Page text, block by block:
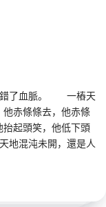
了血脈。 一樁天
赤條條去，他赤條
起頭笑，他低下頭
混沌未開，還是人